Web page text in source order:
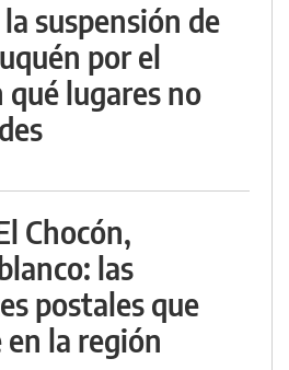
suspensión de
por el
lugares no
Chocón,
las
postales que
la región